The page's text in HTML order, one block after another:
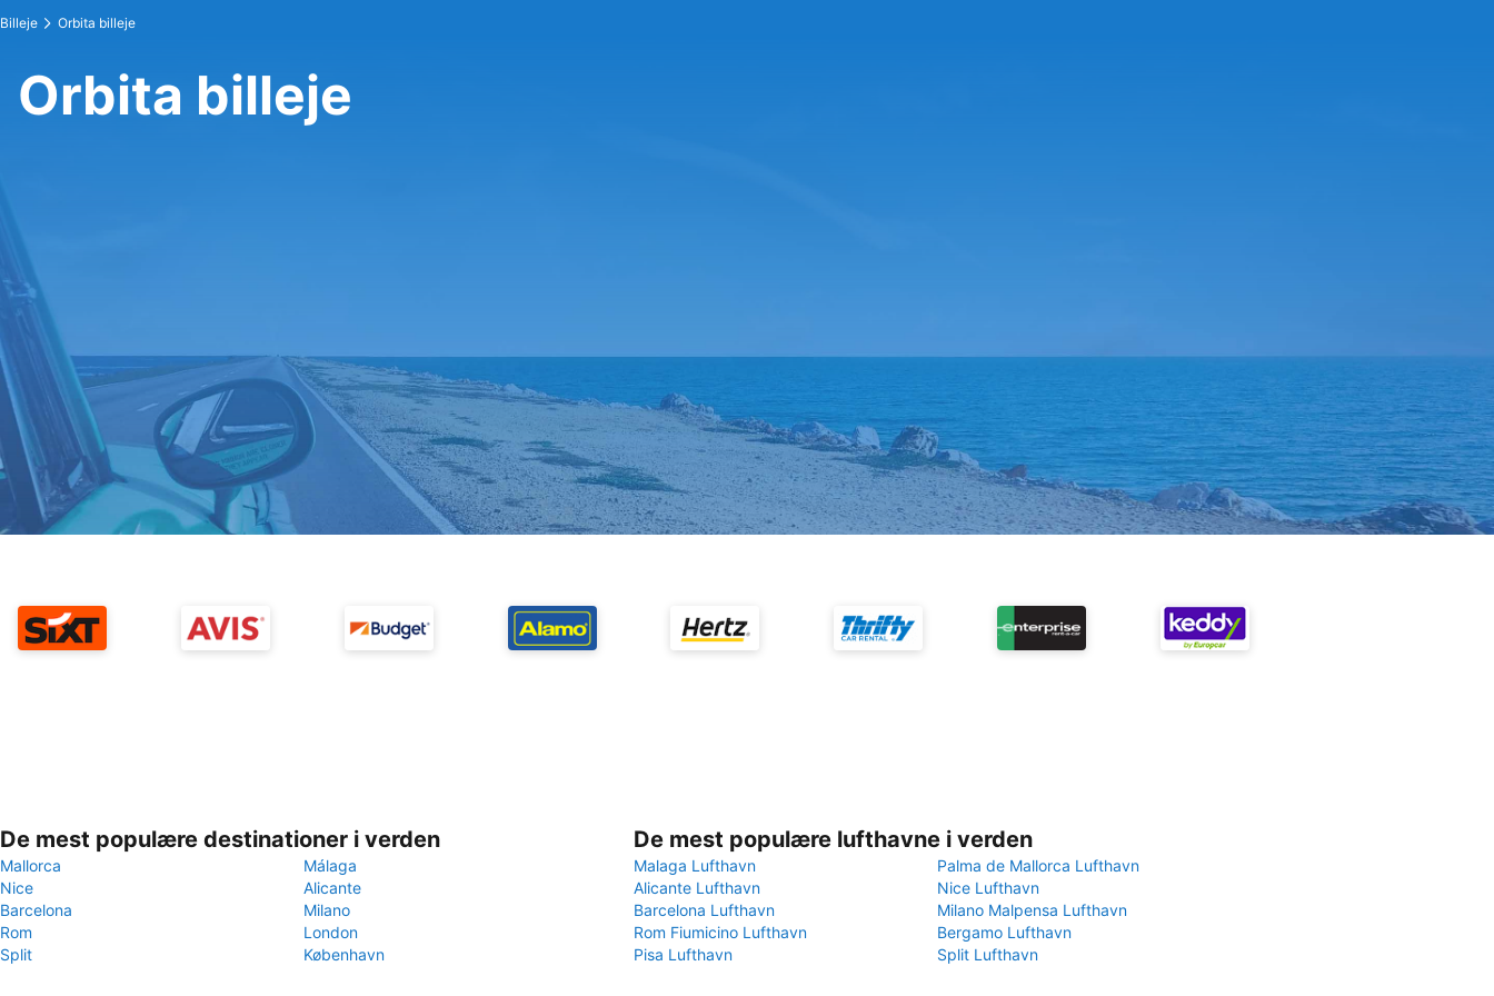
Billeje Orbita billeje
Orbita billeje
De mest populære destinationer i verden
Mallorca
Málaga
Nice
Alicante
Barcelona
Milano
Rom
London
Split
København
De mest populære lufthavne i verden
Malaga Lufthavn
Palma de Mallorca Lufthavn
Alicante Lufthavn
Nice Lufthavn
Barcelona Lufthavn
Milano Malpensa Lufthavn
Rom Fiumicino Lufthavn
Bergamo Lufthavn
Pisa Lufthavn
Split Lufthavn